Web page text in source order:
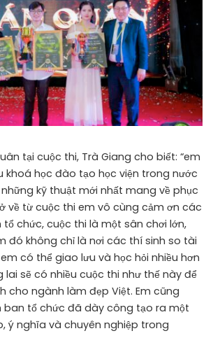
tại cuộc thi, Trà Giang cho biết: “em
khoá học đào tạo học viện trong nước
kỹ thuật mới nhất mang về phục
về từ cuộc thi em vô cùng cảm ơn các
chức, cuộc thi là một sân chơi lớn,
đó không chỉ là nơi các thí sinh so tài
có thể giao lưu và học hỏi nhiều hơn
lai sẽ có nhiều cuộc thi như thế này để
cho ngành làm đẹp Việt. Em cũng
ban tổ chức đã dày công tạo ra một
ý nghĩa và chuyên nghiệp trong